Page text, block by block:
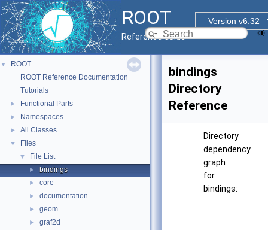
ROOT
Version v6.32
Reference Guide
▼
ROOT
ROOT Reference Documentation
Tutorials
► Functional Parts
► Namespaces
► All Classes
▼ Files
▼ File List
► bindings
► core
► documentation
► geom
► graf2d
bindings
Directory
Reference
Directory
dependency
graph
for
bindings: